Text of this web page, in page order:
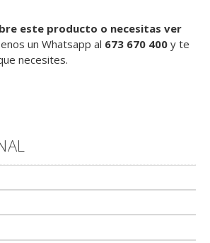
este producto o necesitas ver
un Whatsapp al 673 670 400 y te
necesites.